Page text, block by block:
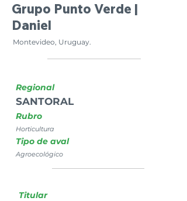
Grupo Punto Verde |
Daniel
Montevideo, Uruguay.
Regional
SANTORAL
Rubro
Horticultura
Tipo de aval
Agroecológico
Titular